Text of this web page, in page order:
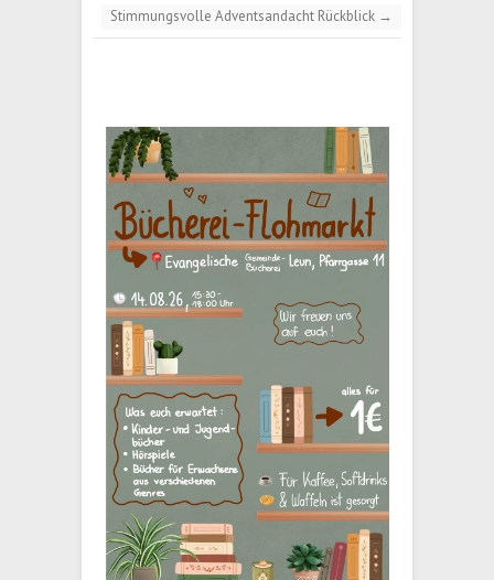
Stimmungsvolle Adventsandacht Rückblick →